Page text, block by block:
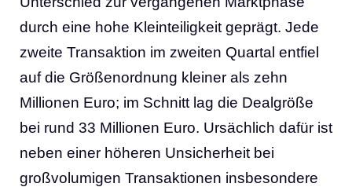
durch eine hohe Kleinteiligkeit geprägt. Jede
zweite Transaktion im zweiten Quartal entfiel
auf die Größenordnung kleiner als zehn
Millionen Euro; im Schnitt lag die Dealgröße
bei rund 33 Millionen Euro. Ursächlich dafür ist
neben einer höheren Unsicherheit bei
großvolumigen Transaktionen insbesondere